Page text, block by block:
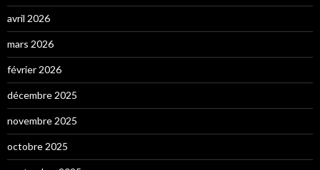
avril 2026
mars 2026
février 2026
décembre 2025
novembre 2025
octobre 2025